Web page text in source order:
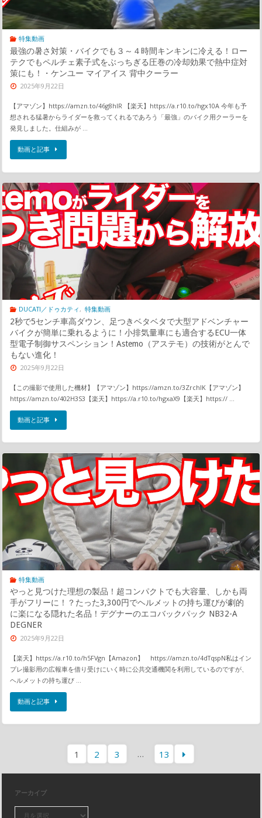
特集動画
最強の暑さ対策・バイクでも３～４時間キンキンに冷える！ロー
テクでもペルチェ素子式をぶっちぎる圧巻の冷却効果で熱中症対
策にも！・ケンユー マイアイス 背中クーラー
2025年9月22日
【アマゾン】https://amzn.to/46g8hIR 【楽天】https://a.r10.to/hgx10A 今年も予
想される猛暑からライダーを救ってくれるであろう「最強」のバイク用クーラーを
発見しました。仕組みが …
動画と記事
DUCATI／ドゥカティ, 特集動画
2秒で5センチ車高ダウン、足つきベタベタで大型アドベンチャー
バイクが簡単に乗れるように！小排気量車にも適合するECU一体
型電子制御サスペンション！Astemo（アステモ）の技術がとんで
もない進化！
2025年9月22日
【この撮影で使用した機材】【アマゾン】https://amzn.to/3ZrchlK【アマゾン】
https://amzn.to/402H3S3【楽天】https://a.r10.to/hgxaX9【楽天】https:// …
動画と記事
特集動画
やっと見つけた理想の製品！超コンパクトでも大容量、しかも両
手がフリーに！？たった3,300円でヘルメットの持ち運びが劇的
に楽になる隠れた名品！デグナーのエコバックパック NB32-A
DEGNER
2025年9月22日
【楽天】https://a.r10.to/h5FVgn【Amazon】 https://amzn.to/4dTqspN私はイン
プレ撮影用の広報車を借り受けにいく時に公共交通機関を利用しているのですが、
ヘルメットの持ち運び …
動画と記事
1 2 3 … 13
アーカイブ